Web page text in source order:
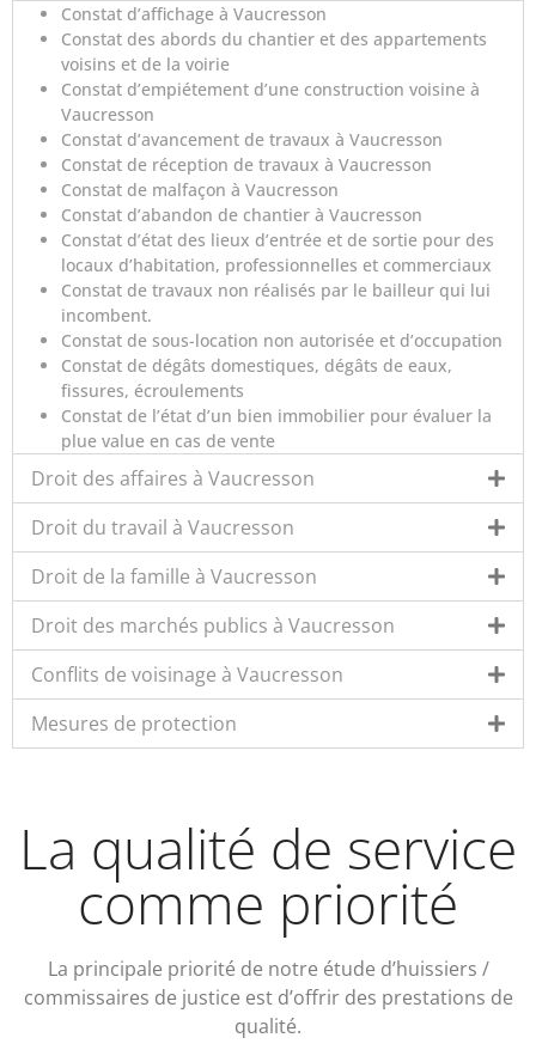
Constat d’affichage à Vaucresson
Constat des abords du chantier et des appartements
voisins et de la voirie
Constat d’empiétement d’une construction voisine à
Vaucresson
Constat d’avancement de travaux à Vaucresson
Constat de réception de travaux à Vaucresson
Constat de malfaçon à Vaucresson
Constat d’abandon de chantier à Vaucresson
Constat d’état des lieux d’entrée et de sortie pour des
locaux d’habitation, professionnelles et commerciaux
Constat de travaux non réalisés par le bailleur qui lui
incombent.
Constat de sous-location non autorisée et d’occupation
Constat de dégâts domestiques, dégâts de eaux,
fissures, écroulements
Constat de l’état d’un bien immobilier pour évaluer la
plue value en cas de vente
Droit des affaires à Vaucresson
Droit du travail à Vaucresson
Droit de la famille à Vaucresson
Droit des marchés publics à Vaucresson
Conflits de voisinage à Vaucresson
Mesures de protection
La qualité de service
comme priorité
La principale priorité de notre étude d’huissiers /
commissaires de justice est d’offrir des prestations de
qualité.